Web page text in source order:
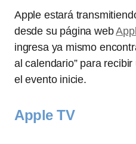
Apple estará
desde su página web
ingresa ya mismo
al calendario” para
el evento inicie.
Apple TV